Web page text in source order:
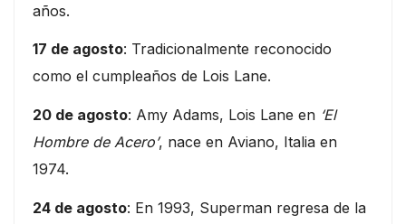
años.
17 de agosto: Tradicionalmente reconocido
como el cumpleaños de Lois Lane.
20 de agosto: Amy Adams, Lois Lane en ‘El
Hombre de Acero’, nace en Aviano, Italia en
1974.
24 de agosto: En 1993, Superman regresa de la